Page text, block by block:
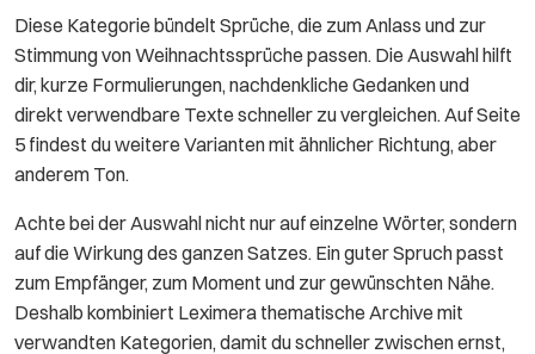
Diese Kategorie bündelt Sprüche, die zum Anlass und zur
Stimmung von Weihnachtssprüche passen. Die Auswahl hilft
dir, kurze Formulierungen, nachdenkliche Gedanken und
direkt verwendbare Texte schneller zu vergleichen. Auf Seite
5 findest du weitere Varianten mit ähnlicher Richtung, aber
anderem Ton.
Achte bei der Auswahl nicht nur auf einzelne Wörter, sondern
auf die Wirkung des ganzen Satzes. Ein guter Spruch passt
zum Empfänger, zum Moment und zur gewünschten Nähe.
Deshalb kombiniert Leximera thematische Archive mit
verwandten Kategorien, damit du schneller zwischen ernst,